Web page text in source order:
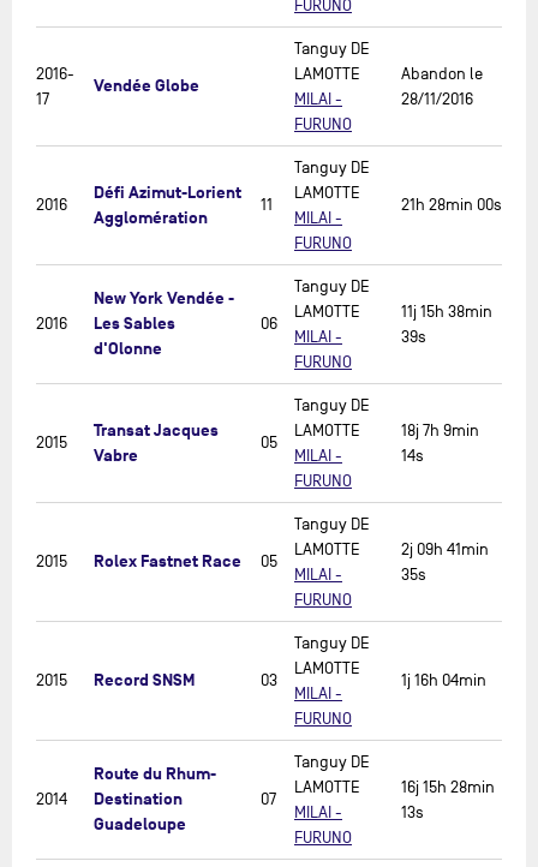
FURUNO
2016-
17
Vendée Globe
Tanguy DE
LAMOTTE
MILAI -
FURUNO
Abandon le
28/11/2016
2016
Défi Azimut-Lorient
Agglomération
11
Tanguy DE
LAMOTTE
MILAI -
FURUNO
21h 28min 00s
2016
New York Vendée -
Les Sables
d'Olonne
06
Tanguy DE
LAMOTTE
MILAI -
FURUNO
11j 15h 38min
39s
2015
Transat Jacques
Vabre
05
Tanguy DE
LAMOTTE
MILAI -
FURUNO
18j 7h 9min
14s
2015 Rolex Fastnet Race 05
Tanguy DE
LAMOTTE
MILAI -
FURUNO
2j 09h 41min
35s
2015 Record SNSM 03
Tanguy DE
LAMOTTE
MILAI -
FURUNO
1j 16h 04min
2014
Route du Rhum-
Destination
Guadeloupe
07
Tanguy DE
LAMOTTE
MILAI -
FURUNO
16j 15h 28min
13s